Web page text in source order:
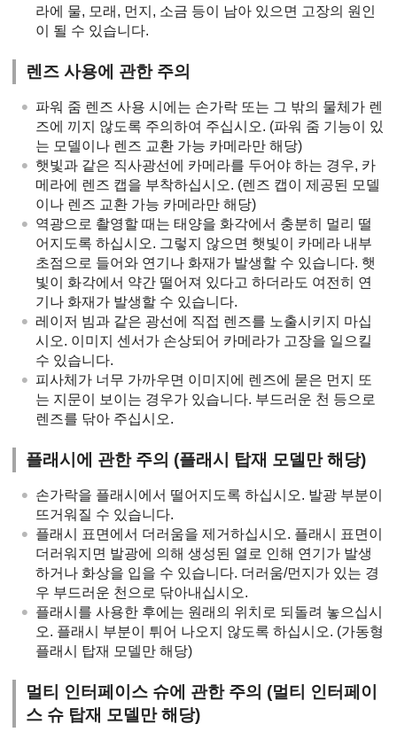
라에 물, 모래, 먼지, 소금 등이 남아 있으면 고장의 원인
이 될 수 있습니다.
렌즈 사용에 관한 주의
파워 줌 렌즈 사용 시에는 손가락 또는 그 밖의 물체가 렌
즈에 끼지 않도록 주의하여 주십시오. (파워 줌 기능이 있
는 모델이나 렌즈 교환 가능 카메라만 해당)
햇빛과 같은 직사광선에 카메라를 두어야 하는 경우, 카
메라에 렌즈 캡을 부착하십시오. (렌즈 캡이 제공된 모델
이나 렌즈 교환 가능 카메라만 해당)
역광으로 촬영할 때는 태양을 화각에서 충분히 멀리 떨
어지도록 하십시오. 그렇지 않으면 햇빛이 카메라 내부
초점으로 들어와 연기나 화재가 발생할 수 있습니다. 햇
빛이 화각에서 약간 떨어져 있다고 하더라도 여전히 연
기나 화재가 발생할 수 있습니다.
레이저 빔과 같은 광선에 직접 렌즈를 노출시키지 마십
시오. 이미지 센서가 손상되어 카메라가 고장을 일으킬
수 있습니다.
피사체가 너무 가까우면 이미지에 렌즈에 묻은 먼지 또
는 지문이 보이는 경우가 있습니다. 부드러운 천 등으로
렌즈를 닦아 주십시오.
플래시에 관한 주의 (플래시 탑재 모델만 해당)
손가락을 플래시에서 떨어지도록 하십시오. 발광 부분이
뜨거워질 수 있습니다.
플래시 표면에서 더러움을 제거하십시오. 플래시 표면이
더러워지면 발광에 의해 생성된 열로 인해 연기가 발생
하거나 화상을 입을 수 있습니다. 더러움/먼지가 있는 경
우 부드러운 천으로 닦아내십시오.
플래시를 사용한 후에는 원래의 위치로 되돌려 놓으십시
오. 플래시 부분이 튀어 나오지 않도록 하십시오. (가동형
플래시 탑재 모델만 해당)
멀티 인터페이스 슈에 관한 주의 (멀티 인터페이
스 슈 탑재 모델만 해당)